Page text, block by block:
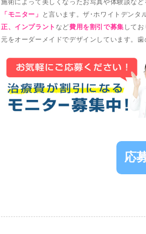
施術によって美しくなったお写真や体験談な
「モニター」
と言います。ザ･ホワイトデンタ
正、インプラント など費用を割引で募集 して
元をオーダーメイドでデザインしています。
応